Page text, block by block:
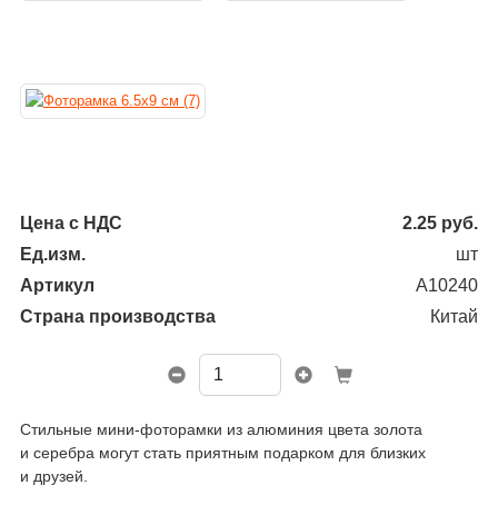
Цена с НДС 2.25 руб.
Ед.изм.
шт
Артикул
A10240
Страна производства
Китай
Стильные мини-фоторамки из алюминия цвета золота
и серебра могут стать приятным подарком для близких
и друзей.